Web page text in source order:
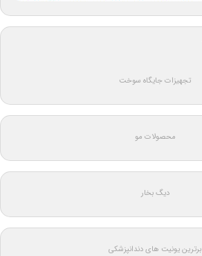
تجهیزات جایگاه سوخت
محصولات مو
دیگ بخار
برترین یونیت های دندانپزشکی